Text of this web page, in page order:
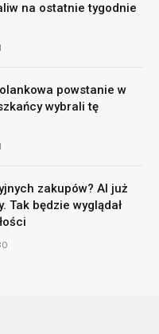
na ostatnie tygodnie
powstanie w
wybrali tę
zakupów? AI już
Tak będzie wyglądał